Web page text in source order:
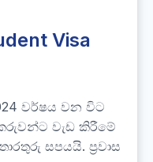
Visa
වර්ෂය වන විට
වැඩ කිරීමේ
සපයයි. ප්‍රවාස